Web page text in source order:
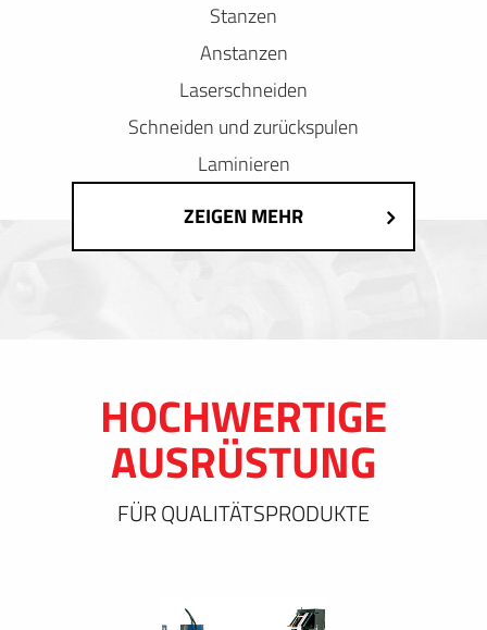
Stanzen
Anstanzen
Laserschneiden
Schneiden und zurückspulen
Laminieren
ZEIGEN MEHR
HOCHWERTIGE
AUSRÜSTUNG
FÜR QUALITÄTSPRODUKTE